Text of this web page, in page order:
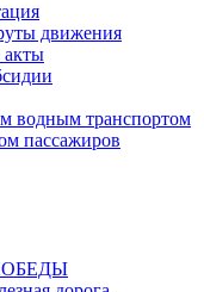
движения
акты
водным транспортом
пассажиров